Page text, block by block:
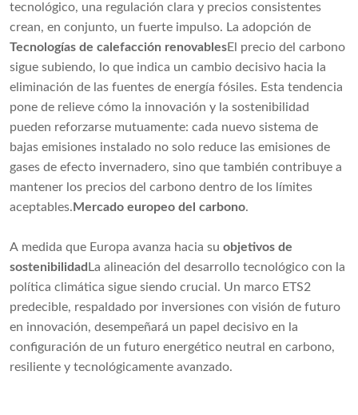
tecnológico, una regulación clara y precios consistentes
crean, en conjunto, un fuerte impulso. La adopción de
Tecnologías de calefacción renovablesEl precio del carbono
sigue subiendo, lo que indica un cambio decisivo hacia la
eliminación de las fuentes de energía fósiles. Esta tendencia
pone de relieve cómo la innovación y la sostenibilidad
pueden reforzarse mutuamente: cada nuevo sistema de
bajas emisiones instalado no solo reduce las emisiones de
gases de efecto invernadero, sino que también contribuye a
mantener los precios del carbono dentro de los límites
aceptables. Mercado europeo del carbono.
A medida que Europa avanza hacia su objetivos de
sostenibilidad La alineación del desarrollo tecnológico con la
política climática sigue siendo crucial. Un marco ETS2
predecible, respaldado por inversiones con visión de futuro
en innovación, desempeñará un papel decisivo en la
configuración de un futuro energético neutral en carbono,
resiliente y tecnológicamente avanzado.